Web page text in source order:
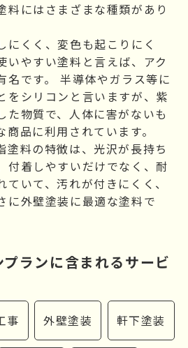
料にはさまざまな種類があり
にくく、変色も起こりにく
いやすい塗料と言えば、アク
名です。 半導体やガラス等に
をシリコンと言いますが、紫
た物質で、人体に害がないも
品に利用されています。
塗料の特徴は、光沢が長持ち
付着しやすいだけでなく、耐
いて、汚れが付きにくく、
に外壁塗装に最適な塗料で
ランに含まれるサービ
事 外壁塗装 軒下塗装